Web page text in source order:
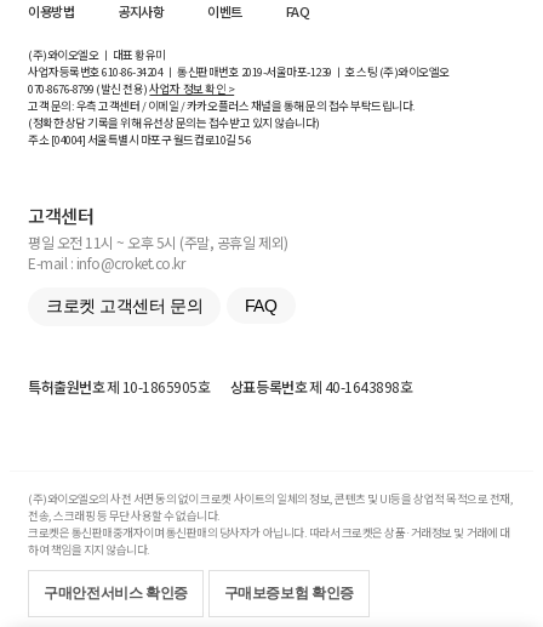
이용방법
공지사항 이벤트 FAQ
(주)와이오엘오 ㅣ 대표 황유미
사업자등록번호610-86-34204ㅣ 통신판매번호 2019-서울마포-1239 ㅣ 호스팅 (주)와이오엘오
070-8676-8799 (발신 전용)사업자 정보 확인 >
고객 문의: 우측 고객센터 / 이메일 / 카카오플러스 채널을 통해 문의 접수 부탁드립니다.
(정확한 상담 기록을 위해 유선상 문의는 접수받고 있지 않습니다)
주소 [04004] 서울특별시 마포구 월드컵로10길5-6
고객센터
평일 오전 11시 ~ 오후 5시 (주말, 공휴일 제외)
E-mail : info@croket.co.kr
크로켓 고객센터 문의 FAQ
특허출원번호제 10-1865905호 상표등록번호제 40-1643898호
(주)와이오엘오의 사전 서면 동의 없이 크로켓 사이트의 일체의 정보, 콘텐츠 및 UI등을 상업적 목적으로 전재,
전송, 스크래핑 등 무단 사용할 수 없습니다.
크로켓은 통신판매중개자이며 통신판매의 당사자가 아닙니다. 따라서 크로켓은 상품·거래정보 및 거래에 대
하여 책임을 지지 않습니다.
구매안전서비스 확인증 구매보증보험 확인증